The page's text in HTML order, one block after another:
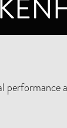
performance